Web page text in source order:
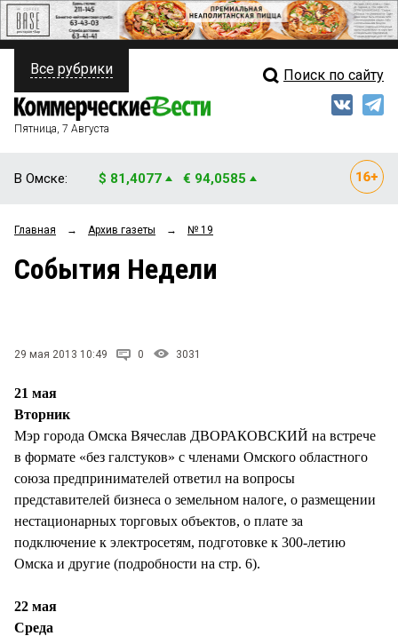
ПОЛИТИКА
ФИНАНСЫ
ОБЩЕСТВО
ЗАКОН
ПРОИСШЕСТВИЯ
СТИЛЬ ЖИЗНИ
Свежий выпуск
Все рубрики Поиск по сайту
Пятница, 7 Августа
В Омске: $ 81,4077 € 94,0585
Главная → Архив газеты → № 19
События Недели
29 мая 2013 10:49 0 3031
21 мая
Вторник
Мэр города Омска Вячеслав ДВОРАКОВСКИЙ на встрече
в формате «без галстуков» с членами Омского областного
союза предпринимателей ответил на вопросы
представителей бизнеса о земельном налоге, о размещении
нестационарных торговых объектов, о плате за
подключение к электросетям, подготовке к 300-летию
Омска и другие (подробности на стр. 6).
22 мая
Среда